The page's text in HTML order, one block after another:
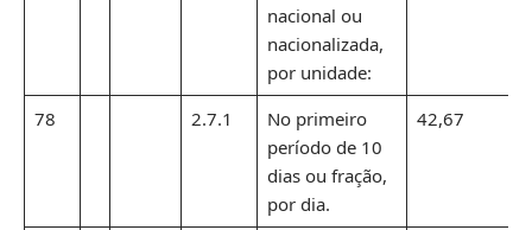
nacional ou
nacionalizada,
por unidade:
78 2.7.1
No primeiro
período de 10
dias ou fração,
por dia.
42,67